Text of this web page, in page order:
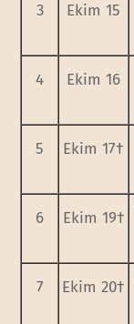
3 Ekim 15
4 Ekim 16
5 Ekim 17†
6 Ekim 19†
7 Ekim 20†